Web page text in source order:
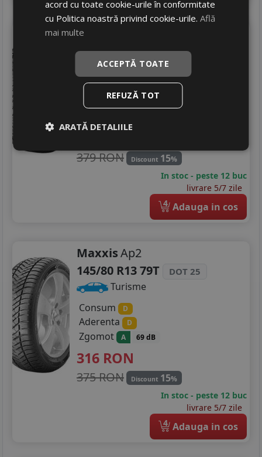
Maxxis
145/70 R13 71T DOT 25
Turisme
Consum
Aderenta
379 RON Discount 15%
In stoc - peste 12 buc
livrare 5/7 zile
4 Adauga in cos
MaxxisAp2
145/80 R13 79T
DOT 25
Turisme
Consum
D
Aderenta D
Zgomot A 69 dB
316 RON
375 RON Discount 15%
In stoc - peste 12 buc
livrare 5/7 zile
4 Adauga in cos
acord cu toate cookie-urile în conformitate
cu Politica noastră privind cookie-urile.Află
mai multe
ACCEPTĂ TOATE
REFUZĂ TOT
ARATĂ DETALIILE